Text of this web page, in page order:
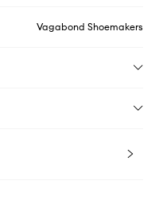
Vagabond Shoemakers